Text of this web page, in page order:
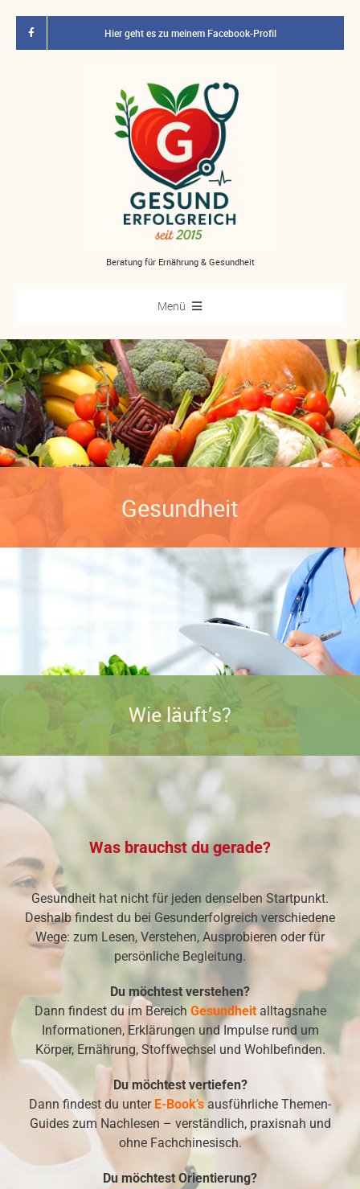
springen
Beratung für Ernährung & Gesundheit
Menü
Start
Über Mich
E-Book’s
Gewichtsreduktion
Kindergesundheit & Ernährung
Hier geht es zu meinem Facebook-Profil
Gesundheit
Wie läuft’s?
Was brauchst du gerade?
Gesundheit hat nicht für jeden denselben Startpunkt.
Deshalb findest du bei Gesunderfolgreich verschiedene
Wege: zum Lesen, Verstehen, Ausprobieren oder für
persönliche Begleitung.
Du möchtest verstehen?
Dann findest du im Bereich Gesundheitalltagsnahe
Informationen, Erklärungen und Impulse rund um
Körper, Ernährung, Stoffwechsel und Wohlbefinden.
Du möchtest vertiefen?
Dann findest du unter E-Book’s ausführliche Themen-
Guides zum Nachlesen – verständlich, praxisnah und
ohne Fachchinesisch.
Du möchtest Orientierung?